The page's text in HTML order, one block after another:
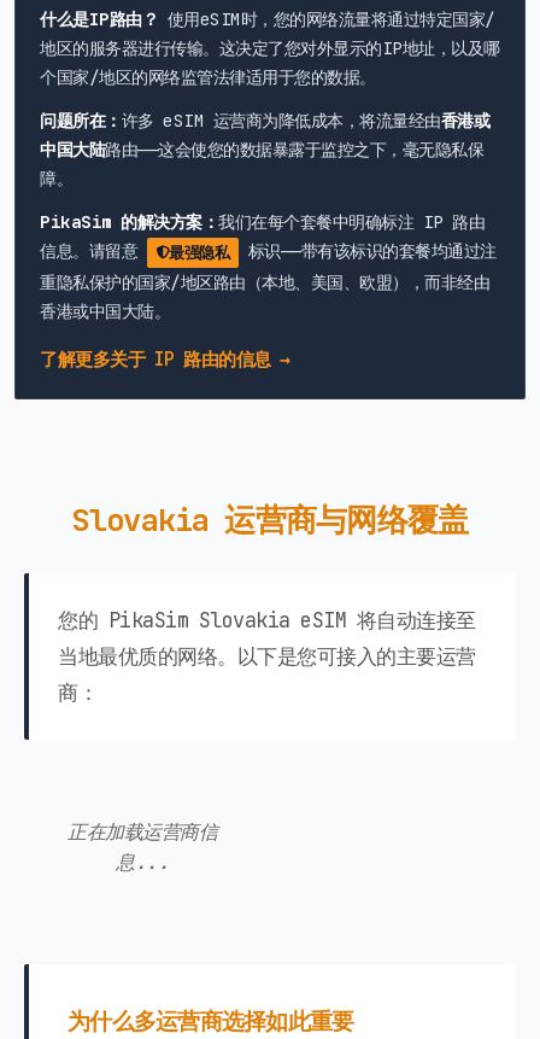
什么是IP路由？ 使用eSIM时，您的网络流量将通过特定国家/
地区的服务器进行传输。这决定了您对外显示的IP地址，以及哪
个国家/地区的网络监管法律适用于您的数据。
问题所在： 许多 eSIM 运营商为降低成本，将流量经由香港或
中国大陆路由——这会使您的数据暴露于监控之下，毫无隐私保
障。
PikaSim 的解决方案： 我们在每个套餐中明确标注 IP 路由
信息。请留意
最强隐私
标识——带有该标识的套餐均通过注
重隐私保护的国家/地区路由（本地、美国、欧盟），而非经由
香港或中国大陆。
了解更多关于 IP 路由的信息 →
Slovakia 运营商与网络覆盖
您的 PikaSim Slovakia eSIM 将自动连接至
当地最优质的网络。以下是您可接入的主要运营
商：
正在加载运营商信
息...
为什么多运营商选择如此重要